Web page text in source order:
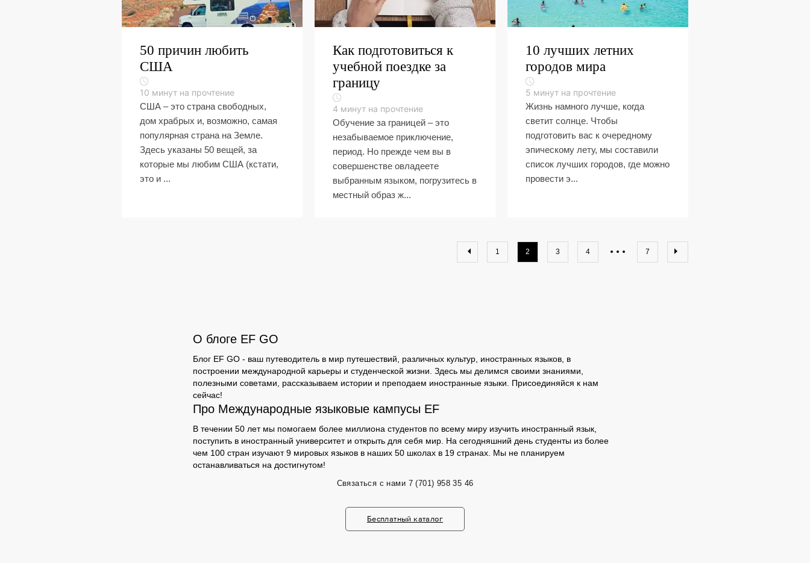
50 причин любить
США
10 минут на прочтение
США – это страна свободных,
дом храбрых и, возможно, самая
популярная страна на Земле.
Здесь указаны 50 вещей, за
которые мы любим США (кстати,
это и ...
Как подготовиться к
учебной поездке за
границу
4 минут на прочтение
Обучение за границей – это
незабываемое приключение,
период. Но прежде чем вы в
совершенстве овладеете
выбранным языком, погрузитесь в
местный образ ж...
10 лучших летних
городов мира
5 минут на прочтение
Жизнь намного лучше, когда
светит солнце. Чтобы
подготовить вас к очередному
эпическому лету, мы составили
список лучших городов, где можно
провести э...
1 2 3 4 7
О блоге EF GO
Блог EF GO - ваш путеводитель в мир путешествий, различных культур, иностранных языков, в
построении международной карьеры и студенческой жизни. Здесь мы делимся своими знаниями,
полезными советами, рассказываем истории и преподаем иностранные языки. Присоединяйся к нам
сейчас!
Про Международные языковые кампусы EF
В течении 50 лет мы помогаем более миллиона студентов по всему миру изучить иностранный язык,
поступить в иностранный университет и открыть для себя мир. На сегодняшний день студенты из более
чем 100 стран изучают 9 мировых языков в наших 50 школах в 19 странах. Мы не планируем
останавливаться на достигнутом!
Связаться с нами 7 (701) 958 35 46
Бесплатный каталог